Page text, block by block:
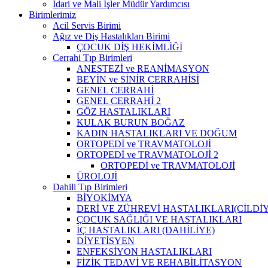
İdari ve Mali İşler Müdür Yardımcısı
Birimlerimiz
Acil Servis Birimi
Ağız ve Diş Hastalıkları Birimi
ÇOCUK DİŞ HEKİMLİĞİ
Cerrahi Tıp Birimleri
ANESTEZİ ve REANİMASYON
BEYİN ve SİNİR CERRAHİSİ
GENEL CERRAHİ
GENEL CERRAHİ 2
GÖZ HASTALIKLARI
KULAK BURUN BOĞAZ
KADIN HASTALIKLARI VE DOĞUM
ORTOPEDİ ve TRAVMATOLOJİ
ORTOPEDİ ve TRAVMATOLOJİ 2
ORTOPEDİ ve TRAVMATOLOJİ
ÜROLOJİ
Dahili Tıp Birimleri
BİYOKİMYA
DERİ VE ZÜHREVİ
ÇOCUK SAĞLIĞI VE HASTALIKLARI
İÇ HASTALIKLARI (DAHİLİYE)
DİYETİSYEN
ENFEKSİYON HASTALIKLARI
FİZİK TEDAVİ VE REHABİLİTASYON